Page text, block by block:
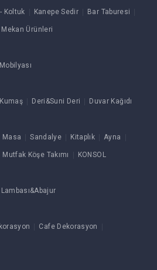
Koltuk Kanepe Sedir Bar Taburesi
Mekan Ürünleri
Deri&Suni Deri Duvar Kağıdı
Masa Sandalye Kitaplık Ayna
Mutfak Köşe Takımı KONSOL
Cafe Dekorasyon